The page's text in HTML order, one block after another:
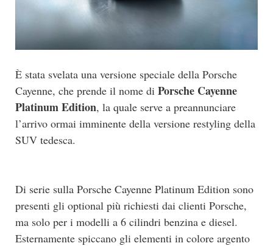
È stata svelata una versione speciale della Porsche
Cayenne, che prende il nome di Porsche Cayenne
Platinum Edition, la quale serve a preannunciare
l’arrivo ormai imminente della versione restyling della
SUV tedesca.
Di serie sulla Porsche Cayenne Platinum Edition sono
presenti gli optional più richiesti dai clienti Porsche,
ma solo per i modelli a 6 cilindri benzina e diesel.
Esternamente spiccano gli elementi in colore argento